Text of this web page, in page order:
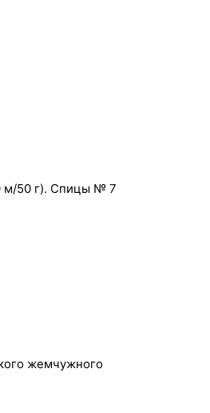
м/50 г). Спицы № 7
жемчужного